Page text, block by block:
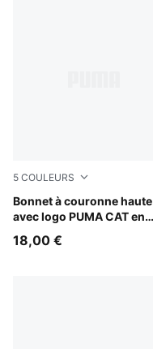
5 COULEURS
Bonnet à couronne haute
avec logo PUMA CAT en
Alpine Snow
18,00 €